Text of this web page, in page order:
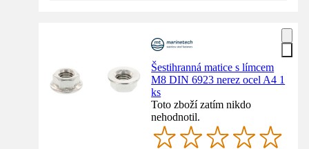
Šestihranná matice s límcem
M8 DIN 6923 nerez ocel A4 1
ks
Toto zboží zatím nikdo
nehodnotil.